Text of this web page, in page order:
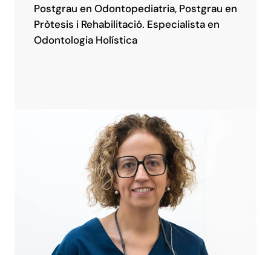
Postgrau en Odontopediatria, Postgrau en
Pròtesis i Rehabilitació. Especialista en
Odontologia Holística